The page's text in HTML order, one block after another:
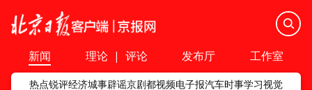
新闻 理论 | 评论 发布厅 工作室
热点锐评经济城事辟谣京剧都视频电子报汽车时事学习视觉